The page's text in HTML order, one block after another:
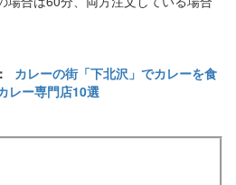
カレーの街「下北沢」でカレーを食
レー専門店10選